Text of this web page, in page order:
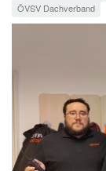
ÖVSV Dachverband